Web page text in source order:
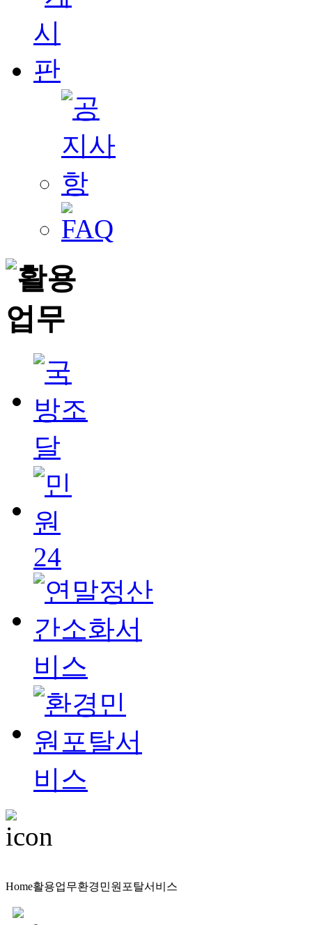
Home활용업무환경민원포탈서비스